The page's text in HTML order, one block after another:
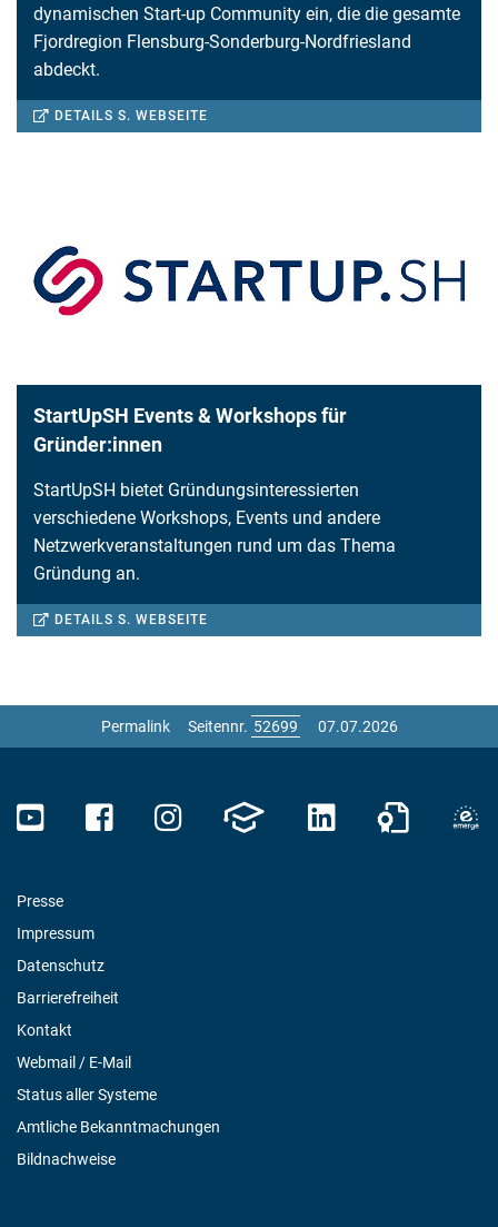
dynamischen Start-up Community ein, die die gesamte
Fjordregion Flensburg-Sonderburg-Nordfriesland
abdeckt.
DETAILS S. WEBSEITE
StartUpSH Events & Workshops für
Gründer:innen
StartUpSH bietet Gründungsinteressierten
verschiedene Workshops, Events und andere
Netzwerkveranstaltungen rund um das Thema
Gründung an.
DETAILS S. WEBSEITE
Permalink Seitennr. 07.07.2026
Presse
Impressum
Datenschutz
Barrierefreiheit
Kontakt
Webmail / E-Mail
Status aller Systeme
Amtliche Bekanntmachungen
Bildnachweise